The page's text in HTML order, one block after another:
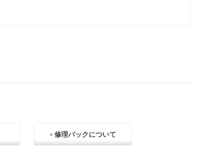
› 修理パックについて